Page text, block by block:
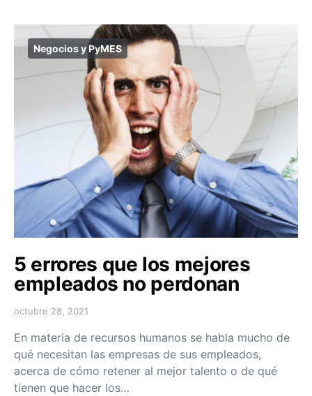
Negocios y PyMES
5 errores que los mejores
empleados no perdonan
octubre 28, 2021
En materia de recursos humanos se habla mucho de
qué necesitan las empresas de sus empleados,
acerca de cómo retener al mejor talento o de qué
tienen que hacer los…